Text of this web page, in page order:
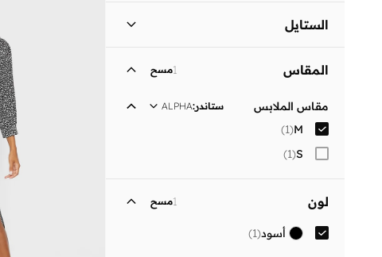
نساء
الستايل
المقاس 1مسح
مقاس الملابس ستاندر:
ALPHA
M
(
1
)
S
(
1
)
لون 1مسح
أسود(
1
)